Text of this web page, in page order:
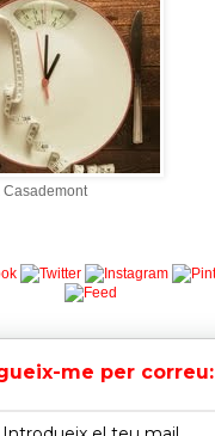
me per correu: